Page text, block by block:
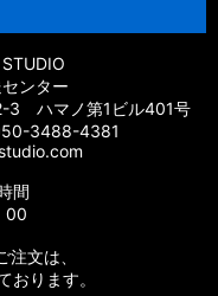
ンター
3 ハマノ第1ビル401号
3488-4381
間
00
文は、
おります。